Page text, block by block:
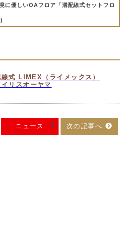
に優しいOAフロア「溝配線式セットフロ
式 LIMEX（ライメックス）
リスオーヤマ
ニュース